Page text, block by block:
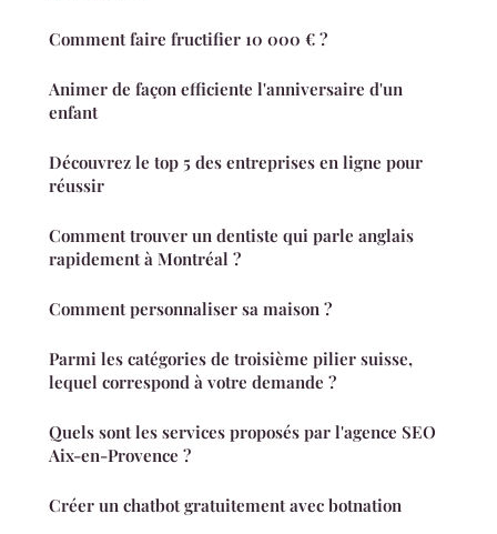
Comment faire fructifier 10 000 € ?
Animer de façon efficiente l'anniversaire d'un
enfant
Découvrez le top 5 des entreprises en ligne pour
réussir
Comment trouver un dentiste qui parle anglais
rapidement à Montréal ?
Comment personnaliser sa maison ?
Parmi les catégories de troisième pilier suisse,
lequel correspond à votre demande ?
Quels sont les services proposés par l'agence SEO
Aix-en-Provence ?
Créer un chatbot gratuitement avec botnation